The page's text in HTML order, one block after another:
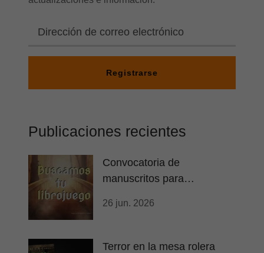
Registrarse
Publicaciones recientes
Convocatoria de
manuscritos para
26 jun. 2026
Terror en la mesa rolera